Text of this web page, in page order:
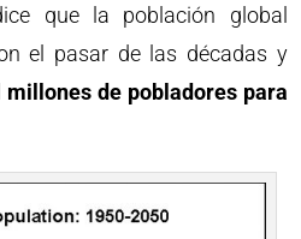
que la población global
el pasar de las décadas y
de pobladores para